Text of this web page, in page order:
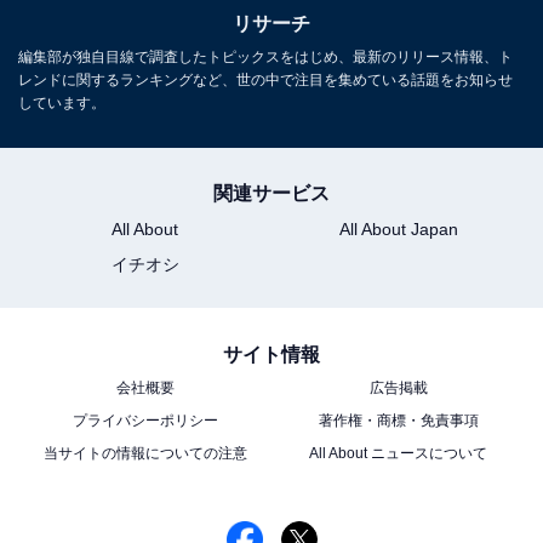
リサーチ
編集部が独自目線で調査したトピックスをはじめ、最新のリリース情報、ト
レンドに関するランキングなど、世の中で注目を集めている話題をお知らせ
しています。
関連サービス
All About
All About Japan
イチオシ
サイト情報
会社概要
広告掲載
プライバシーポリシー
著作権・商標・免責事項
当サイトの情報についての注意
All About ニュースについて